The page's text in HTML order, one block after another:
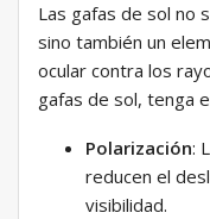
Las gafas de sol no
sino también un
ocular contra los
gafas de sol, tenga
Polarización:
reducen el
visibilidad.